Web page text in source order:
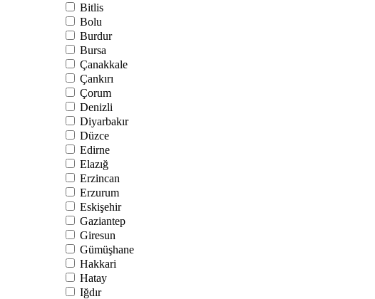
Bitlis
Bolu
Burdur
Bursa
Çanakkale
Çankırı
Çorum
Denizli
Diyarbakır
Düzce
Edirne
Elazığ
Erzincan
Erzurum
Eskişehir
Gaziantep
Giresun
Gümüşhane
Hakkari
Hatay
Iğdır